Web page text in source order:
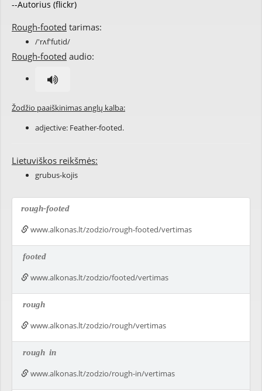
--Autorius (flickr)
Rough-footed tarimas:
/'rʌf'futid/
Rough-footed audio:
Žodžio paaiškinimas anglų kalba:
adjective: Feather-footed.
Lietuviškos reikšmės:
grubus-kojis
rough-footed
www.alkonas.lt/zodzio/rough-footed/vertimas
footed
www.alkonas.lt/zodzio/footed/vertimas
rough
www.alkonas.lt/zodzio/rough/vertimas
rough in
www.alkonas.lt/zodzio/rough-in/vertimas